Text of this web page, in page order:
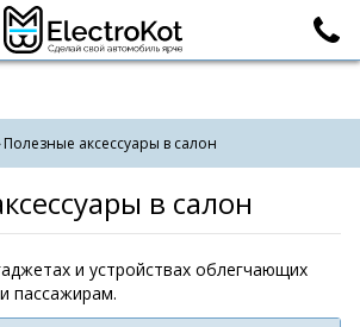
Поиск
Полезные аксессуары в салон
в салон
и устройствах облегчающих
пассажирам.